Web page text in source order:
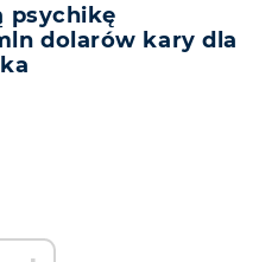
psychikę
dolarów kary dla